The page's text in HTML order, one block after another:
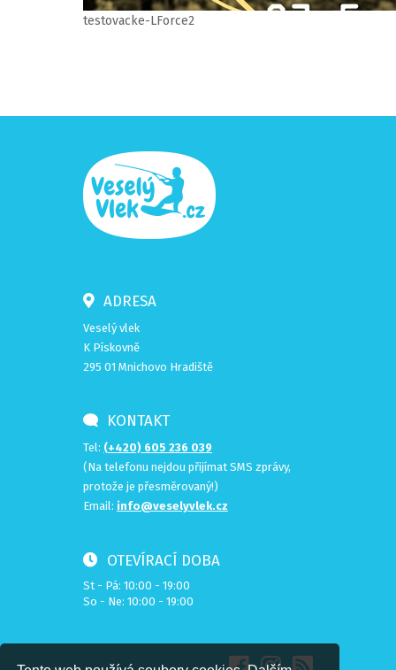
testovacke-LForce2
ADRESA
Veselý vlek
K Pískovně
295 01 Mnichovo Hradiště
KONTAKT
Tel: (+420) 605 236 039
(Na telefonu nejdou přijímat SMS zprávy,
protože je přesměrovaný!)
Email: info@veselyvlek.cz
OTEVÍRACÍ DOBA
St - Pá: 10:00 - 19:00
So - Ne: 10:00 - 19:00